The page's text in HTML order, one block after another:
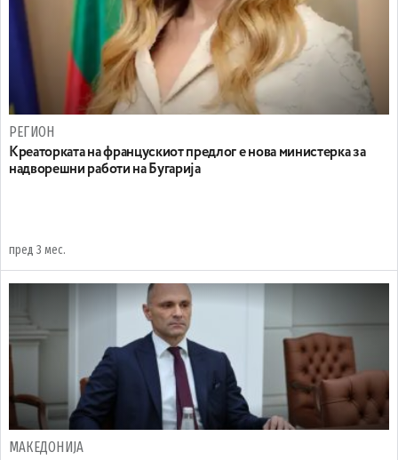
РЕГИОН
Креаторката на францускиот предлог е нова министерка за
надворешни работи на Бугарија
пред 3 мес.
МАКЕДОНИЈА